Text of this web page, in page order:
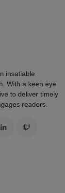
insatiable
With a keen eye
to deliver timely
readers.